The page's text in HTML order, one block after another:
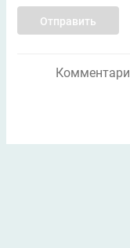
Отправить